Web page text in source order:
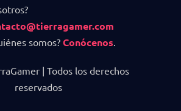
somos? Conócenos
| Todos los derechos
reservados